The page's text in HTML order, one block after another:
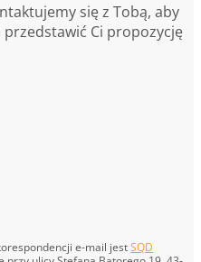
się z Tobą, aby
przedstawić Ci propozycję
e-mail jestSQD